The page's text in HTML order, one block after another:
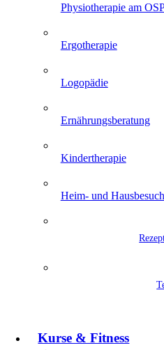
Physiotherapie am
Ergotherapie
Logopädie
Ernährungsberatung
Kindertherapie
Heim- und
Kurse & Fitness